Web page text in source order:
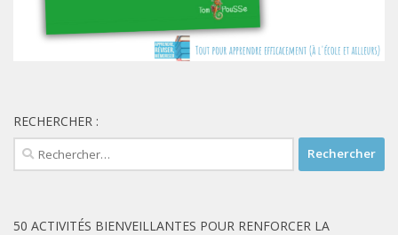
RECHERCHER :
Rechercher :
50 ACTIVITÉS BIENVEILLANTES POUR RENFORCER LA